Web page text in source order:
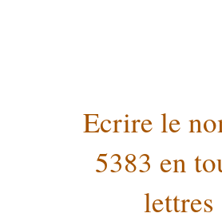
Ecrire le
5383 en
lettres